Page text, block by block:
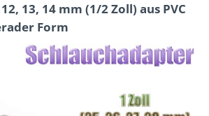
13, 14 mm (1/2 Zoll) aus PVC
Form